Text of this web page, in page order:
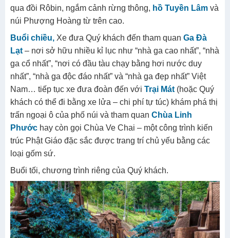
qua đồi Rôbin, ngắm cảnh rừng thông, hồ Tuyền Lâm và
núi Phượng Hoàng từ trên cao.
Buổi chiều, Xe đưa Quý khách đến tham quan Ga Đà
Lạt – nơi sở hữu nhiều kỉ lục như “nhà ga cao nhất”, “nhà
ga cổ nhất”, “nơi có đầu tàu chạy bằng hơi nước duy
nhất”, “nhà ga độc đáo nhất” và “nhà ga đẹp nhất” Việt
Nam… tiếp tục xe đưa đoàn đến với Trại Mát (hoặc Quý
khách có thể đi bằng xe lửa – chi phí tự túc) khám phá thị
trấn ngoại ô của phố núi và tham quan Chùa Linh
Phước hay còn gọi Chùa Ve Chai – một công trình kiến
trúc Phật Giáo đặc sắc được trang trí chủ yếu bằng các
loại gốm sứ.
Buổi tối, chương trình riêng của Quý khách.